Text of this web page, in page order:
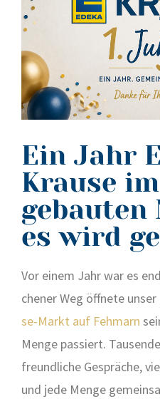
Ein Jahr
Krause
gebauten
es wird
Vor einem Jahr war es
che­ner Weg öff­ne­te
se-Markt auf Feh­marn
Men­ge pas­siert.
freund­li­che Gesprä­che,
und jede Men­ge